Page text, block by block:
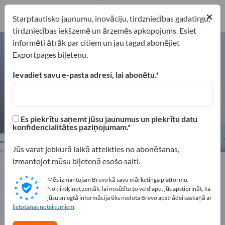
Rūpnieciskie svari – atrodiet
ražotājus un piegādātājus
Izplatītāji
1
Ražotājs9
Izplatītāji1
Exportpages
Mērīšanas tehnoloģijas un optika
Svaru tehnika
Rūpnieciskie svari
Reklāmējieties bez maksas
Exportpages!
×
Starptautisko jaunumu, inovāciju, tirdzniecības gadatirgu,
tirdzniecības iekšzemē un ārzemēs apkopojums. Esiet
informēti ātrāk par citiem un jau tagad abonējiet
Exportpages biļetenu.
Ievadiet savu e-pasta adresi, lai abonētu.
Es piekrītu saņemt jūsu jaunumus un piekrītu datu
konfidencialitātes paziņojumam.
Jūs varat jebkurā laikā atteikties no abonēšanas,
izmantojot mūsu biļetenā esošo saiti.
Mēs izmantojam Brevo kā savu mārketinga platformu.
Noklikšķinot zemāk, lai nosūtītu šo veidlapu, jūs apstiprināt, ka
jūsu sniegtā informācija tiks nodota Brevo apstrādei saskaņā ar
lietošanas noteikumiem.